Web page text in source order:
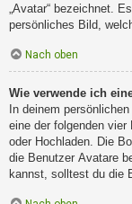
„Avatar“ bezeichnet.
persönliches Bild,
Nach oben
Wie verwende ich
In deinem
eine der folgenden vier
oder Hochladen. Die
die Benutzer Avatare
kannst, solltest du die